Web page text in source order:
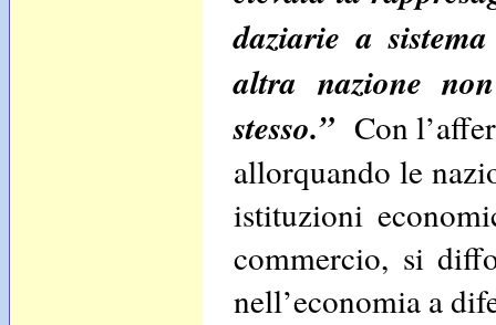
daziarie a
altra nazione
stesso.” Con
allorquando le
istituzioni
commercio, si
nell’economia a